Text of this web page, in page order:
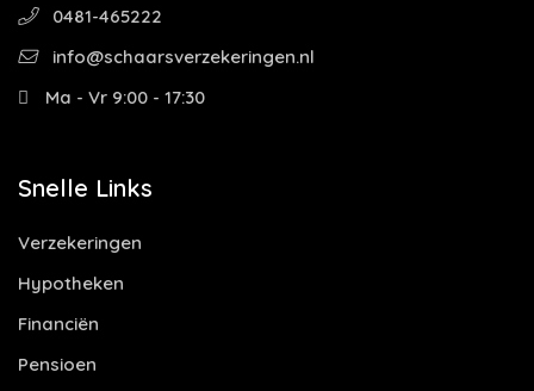
0481-465222
info@schaarsverzekeringen.nl
Ma - Vr 9:00 - 17:30
Snelle Links
Verzekeringen
Hypotheken
Financiën
Pensioen